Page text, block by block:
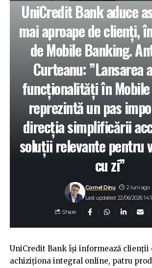
UniCredit Bank aduce
mai aproape de clienți,
de Mobile Banking.
Curteanu: ”Lansarea
funcționalități în
reprezintă un pas
direcția simplificării
soluții relevante pentru
cu zi”
Last updated: 22/06/2026
Cornel Dinu 2 luni ago
Share
UniCredit Bank își informează clienții
achiziționa integral online, patru